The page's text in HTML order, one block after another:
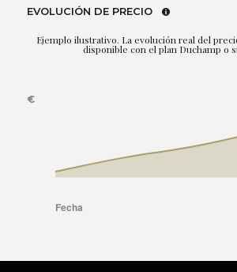
EVOLUCIÓN DE PRECIO
Ejemplo ilustrativo. La evolución real del
disponible con el plan Duchamp o